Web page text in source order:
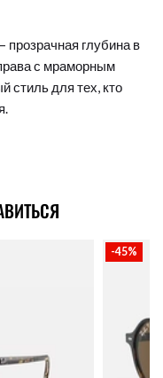
глубина в
с мраморным
стиль для тех, кто
-45%